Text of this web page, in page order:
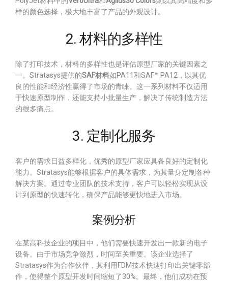
样的颜色选择，极大地丰富了产品的外观设计。
2. 材料的多样性
除了打印技术，材料的多样性也是评估原型厂家的关键因素之
一。Stratasys提供的SAF材料如PA11和SAF™ PA12，以其优
良的性能和经济性赢得了市场的青睐。这一系列材料不仅适用
于快速原型制作，还能支持小批量生产，解决了传统制造方法
的很多痛点。
3. 定制化服务
客户的需求日益多样化，优秀的原型厂家应具备良好的定制化
能力。Stratasys能够根据客户的具体需求，为其量身定制各种
解决方案。通过专业团队的技术支持，客户可以轻松实现从设
计到原型的快速转化，确保产品能够更快地进入市场。
案例分析
在某高科技企业的项目中，他们需要快速开发出一款新的电子
设备。由于市场竞争激烈，时间至关重要。该企业选择了
Stratasys作为合作伙伴，其利用FDM技术快速打印出关键零部
件，使得整个原型开发时间缩短了30%。最终，他们成功在预